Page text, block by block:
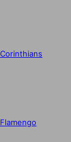
Corinthians
Flamengo